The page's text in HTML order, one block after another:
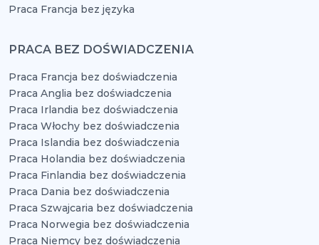
Praca Francja bez języka
PRACA BEZ DOŚWIADCZENIA
Praca Francja bez doświadczenia
Praca Anglia bez doświadczenia
Praca Irlandia bez doświadczenia
Praca Włochy bez doświadczenia
Praca Islandia bez doświadczenia
Praca Holandia bez doświadczenia
Praca Finlandia bez doświadczenia
Praca Dania bez doświadczenia
Praca Szwajcaria bez doświadczenia
Praca Norwegia bez doświadczenia
Praca Niemcy bez doświadczenia